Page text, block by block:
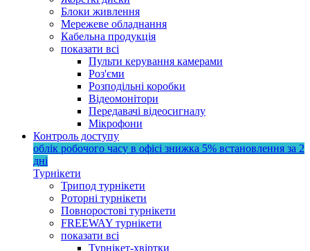
Блоки живлення
Мережеве обладнання
Кабельна продукція
показати всі
Пульти керування камерами
Роз'єми
Розподільні коробки
Відеомонітори
Передавачі відеосигналу
Мікрофони
Контроль доступу
облік робочого часу в офісі знижка 5% встановлення за 2
дні
Турнікети
Трипод турнікети
Роторні турнікети
Повноростові турнікети
FREEWAY турнікети
показати всі
Турнікет-хвіртки